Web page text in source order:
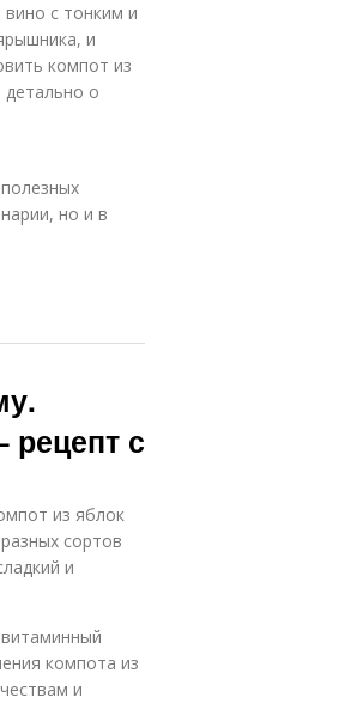
с тонким и
и
компот из
о
но и в
с
из яблок
сортов
и
компота из
и